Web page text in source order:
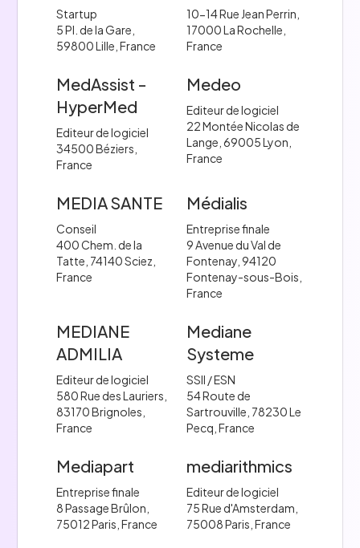
Startup
5 Pl. de la Gare,
59800 Lille, France
10-14 Rue Jean Perrin,
17000 La Rochelle,
France
MedAssist -
HyperMed
Editeur de logiciel
34500 Béziers,
France
Medeo
Editeur de logiciel
22 Montée Nicolas de
Lange, 69005 Lyon,
France
MEDIA SANTE
Conseil
400 Chem. de la
Tatte, 74140 Sciez,
France
Médialis
Entreprise finale
9 Avenue du Val de
Fontenay, 94120
Fontenay-sous-Bois,
France
MEDIANE
ADMILIA
Editeur de logiciel
580 Rue des Lauriers,
83170 Brignoles,
France
Mediane
Systeme
SSII / ESN
54 Route de
Sartrouville, 78230 Le
Pecq, France
Mediapart
Entreprise finale
8 Passage Brûlon,
75012 Paris, France
mediarithmics
Editeur de logiciel
75 Rue d'Amsterdam,
75008 Paris, France